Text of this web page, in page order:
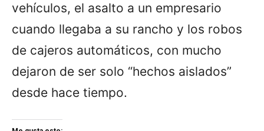
vehículos, el asalto a un empresario
cuando llegaba a su rancho y los robos
de cajeros automáticos, con mucho
dejaron de ser solo “hechos aislados”
desde hace tiempo.